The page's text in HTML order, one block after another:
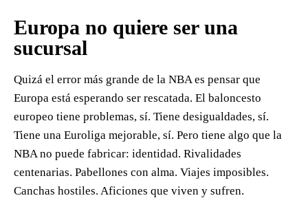
Europa no quiere ser una
sucursal
Quizá el error más grande de la NBA es pensar que
Europa está esperando ser rescatada. El baloncesto
europeo tiene problemas, sí. Tiene desigualdades, sí.
Tiene una Euroliga mejorable, sí. Pero tiene algo que la
NBA no puede fabricar: identidad. Rivalidades
centenarias. Pabellones con alma. Viajes imposibles.
Canchas hostiles. Aficiones que viven y sufren.